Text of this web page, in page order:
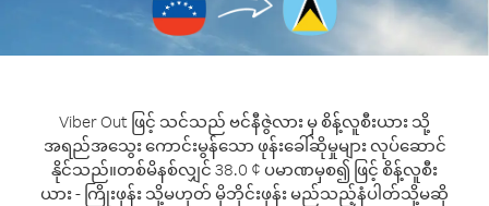
Viber Out ဖြင့် သင်သည် ဗင်နီဇွဲလား မှ စိန့်လူစီးယား သို့
အရည်အသွေး ကောင်းမွန်သော ဖုန်းခေါ်ဆိုမှုများ လုပ်ဆောင်
နိုင်သည်။တစ်မိနစ်လျှင် 38.0 ¢ ပမာဏမှစ၍ ဖြင့် စိန့်လူစီး
ယား - ကြိုးဖုန်း သို့မဟုတ် မိုဘိုင်းဖုန်း မည်သည့်နံပါတ်သို့မဆို